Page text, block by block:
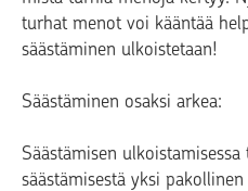
turhat menot voi kääntää
säästäminen ulkoistetaan!
Säästäminen osaksi arkea:
Säästämisen
säästämisestä yksi